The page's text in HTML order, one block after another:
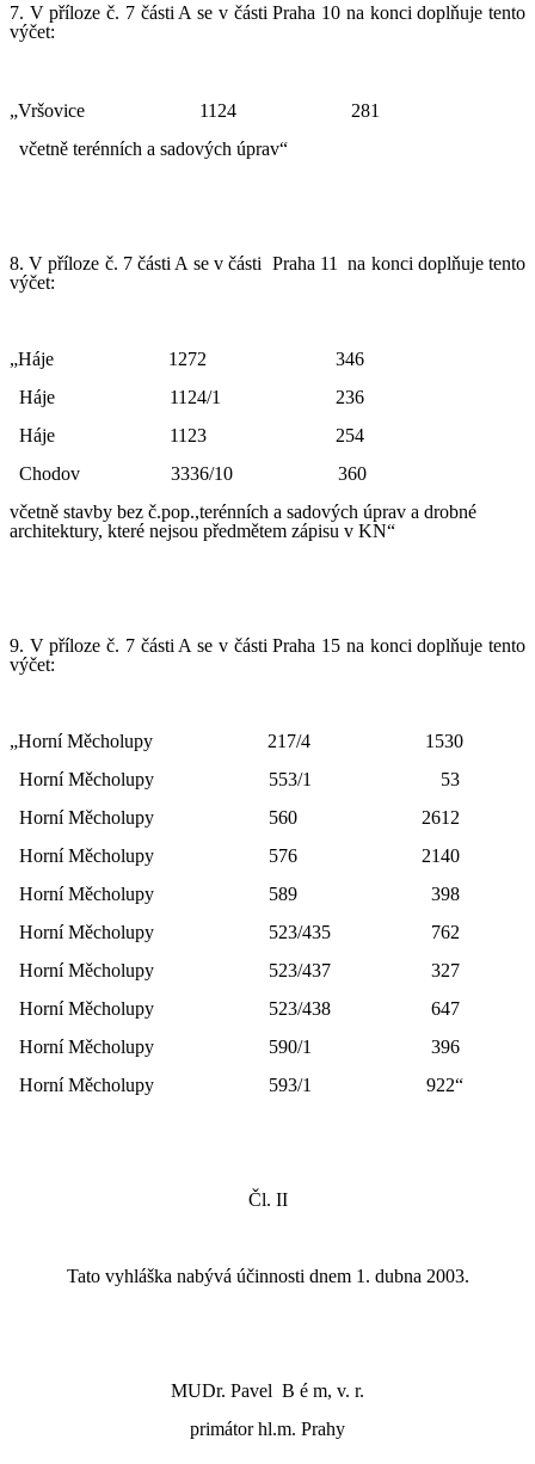
7. V příloze č. 7 části A se v části Praha 10 na konci doplňuje tento
výčet:
„Vršovice 1124
281
včetně terénních a sadových úprav“
8. V příloze č. 7 části A se v části Praha 11
na konci doplňuje tento
výčet:
„Háje 1272
346
Háje
1124/1
236
Háje
1123
254
Chodov
3336/10
360
včetně stavby bez č.pop.,terénních a sadových úprav a drobné
architektury, které nejsou předmětem zápisu v KN“
9. V příloze č. 7 části A se v části Praha 15 na konci doplňuje tento
výčet:
„Horní Měcholupy 217/4
1530
Horní Měcholupy
553/1
53
Horní Měcholupy
560
2612
Horní Měcholupy
576
2140
Horní Měcholupy
589
398
Horní Měcholupy
523/435
762
Horní Měcholupy
523/437
327
Horní Měcholupy
523/438
647
Horní Měcholupy
590/1
396
Horní Měcholupy
593/1 922“
Čl. II
Tato vyhláška nabývá účinnosti dnem 1. dubna 2003.
MUDr. Pavel B é m, v. r.
primátor hl.m. Prahy